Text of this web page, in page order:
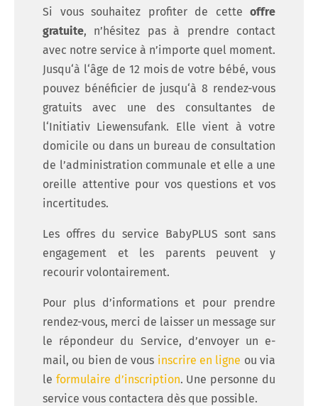
Si vous souhaitez profiter de cette offre
gratuite, n’hésitez pas à prendre contact
avec notre service à n’importe quel moment.
Jusqu‘à l‘âge de 12 mois de votre bébé, vous
pouvez bénéficier de jusqu‘à 8 rendez-vous
gratuits avec une des consultantes de
l‘Initiativ Liewensufank. Elle vient à votre
domicile ou dans un bureau de consultation
de l’administration communale et elle a une
oreille attentive pour vos questions et vos
incertitudes.
Les offres du service BabyPLUS sont sans
engagement et les parents peuvent y
recourir volontairement.
Pour plus d’informations et pour prendre
rendez-vous, merci de laisser un message sur
le répondeur du Service, d’envoyer un e-
mail, ou bien de vous inscrire en ligne ou via
le formulaire d’inscription. Une personne du
service vous contactera dès que possible.